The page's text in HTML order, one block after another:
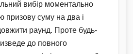
вибір моментально
призову суму на два і
раунд. Проте будь-
до повного